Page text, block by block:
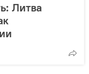
Литва